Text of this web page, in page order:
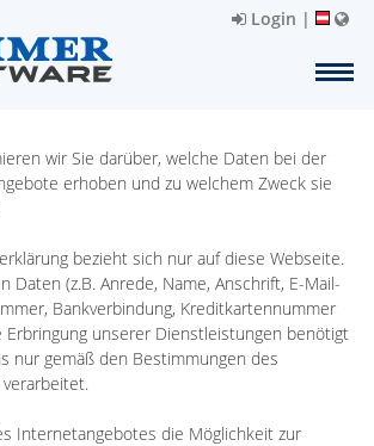
Login |
wir Sie darüber, welche Daten bei der
erhoben und zu welchem Zweck sie
bezieht sich nur auf diese Webseite.
Daten (z.B. Anrede, Name, Anschrift, E-Mail-
Bankverbindung, Kreditkartennummer
Erbringung unserer Dienstleistungen benötigt
nur gemäß den Bestimmungen des
Internetangebotes die Möglichkeit zur